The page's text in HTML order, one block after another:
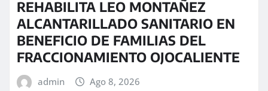
REHABILITA LEO MONTAÑEZ
ALCANTARILLADO SANITARIO EN
BENEFICIO DE FAMILIAS DEL
FRACCIONAMIENTO OJOCALIENTE
admin Ago 8, 2026